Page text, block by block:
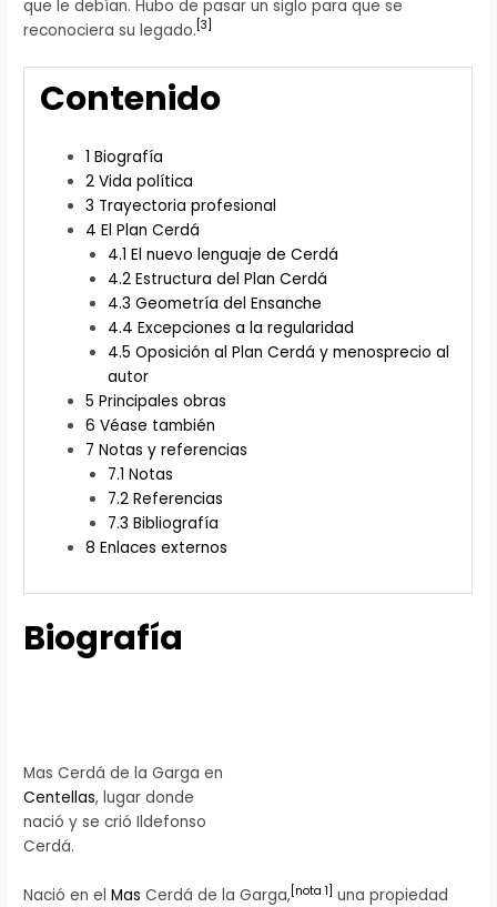
que le debían. Hubo de pasar un siglo para que se
reconociera su legado. [3
Contenido
1 Biografía
2 Vida política
3 Trayectoria profesional
4 El Plan Cerdá
4.1 El nuevo lenguaje de Cerdá
4.2 Estructura del Plan Cerdá
4.3 Geometría del Ensanche
4.4 Excepciones a la regularidad
4.5 Oposición al Plan Cerdá y menosprecio al
autor
5 Principales obras
6 Véase también
7 Notas y referencias
7.1 Notas
7.2 Referencias
7.3 Bibliografía
8 Enlaces externos
Biografía
Mas Cerdá de la Garga en
Centellas, lugar donde
nació y se crió Ildefonso
Cerdá.
Nació en elMas Cerdá de la Garga,[nota 1] una propiedad